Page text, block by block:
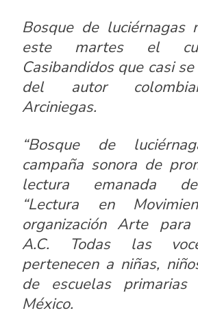
Bosque de luciérnagas
este martes el
Casibandidos que casi
del autor
Arciniegas.
“Bosque de
campaña sonora de
lectura emanada
“Lectura en
organizaciónArte para
A.C. Todas las
pertenecen a niñas,
de escuelas primarias
México.